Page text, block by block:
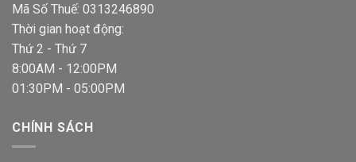
Mã Số Thuế: 0313246890
Thời gian hoạt động:
Thứ 2 - Thứ 7
8:00AM - 12:00PM
01:30PM - 05:00PM
CHÍNH SÁCH